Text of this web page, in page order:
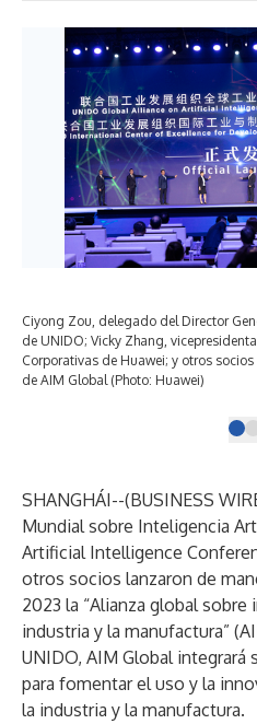
Ciyong Zou, delegado del Director
de UNIDO; Vicky Zhang,
Corporativas de Huawei; y otros
de AIM Global (Photo: Huawei)
SHANGHÁI--(BUSINESS
Mundial sobre Inteligencia
Artificial Intelligence
otros socios lanzaron de
2023 la “Alianza global
industria y la manufactura”
UNIDO, AIM Global
para fomentar el uso y la
la industria y la manufactura.